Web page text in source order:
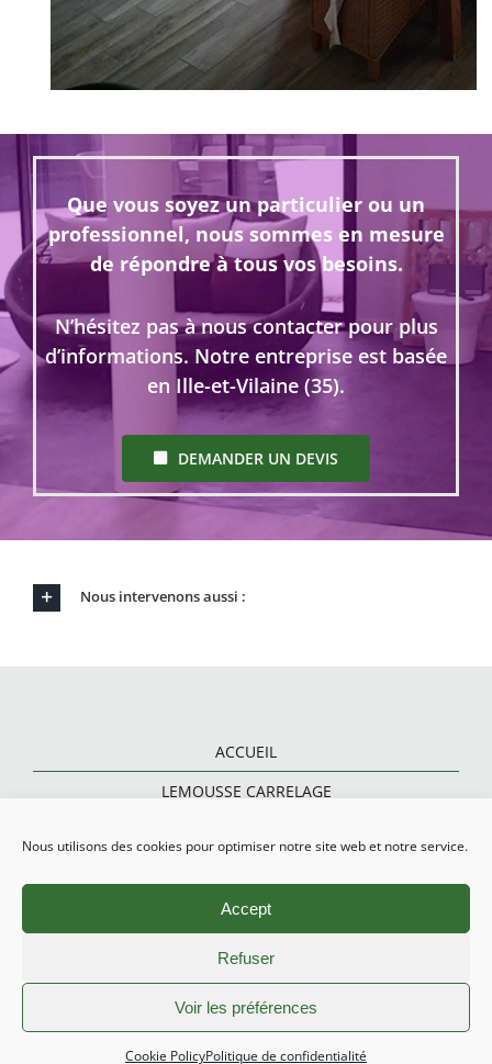
Nous utilisons des cookies pour optimiser notre site web et notre service.
Accept
Refuser
Voir les préférences
Cookie PolicyPolitique de confidentialité
Que vous soyez un particulier ou un
professionnel, nous sommes en mesure
de répondre à tous vos besoins.
N’hésitez pas à nous contacter pour plus
d’informations. Notre entreprise est basée
en Ille-et-Vilaine (35).
DEMANDER UN DEVIS
Nous intervenons aussi :
ACCUEIL
LEMOUSSE CARRELAGE
CARRELAGE EXTÉRIEUR
CONTACT
LEMOUSSE|MENTIONS LÉGALES|
POLITIQUE DE CONFIDENTIALITÉ|PLAN DE SITE